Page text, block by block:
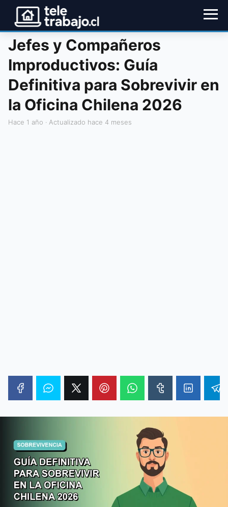
Jefes y Compañeros
Improductivos: Guía
Definitiva para Sobrevivir en
la Oficina Chilena 2026
hace 1 año · Actualizado hace 4 meses